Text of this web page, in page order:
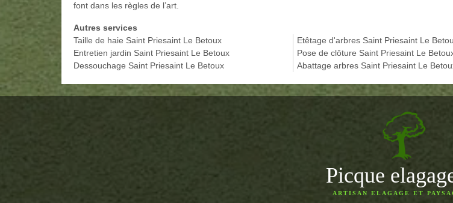
font dans les règles de l’art.
Autres services
Taille de haie Saint Priesaint Le Betoux
Entretien jardin Saint Priesaint Le Betoux
Dessouchage Saint Priesaint Le Betoux
Etêtage d'arbres Saint Priesaint Le
Pose de clôture Saint Priesaint Le
Abattage arbres Saint Priesaint Le
Picque
ARTISAN ELAGAGE ET